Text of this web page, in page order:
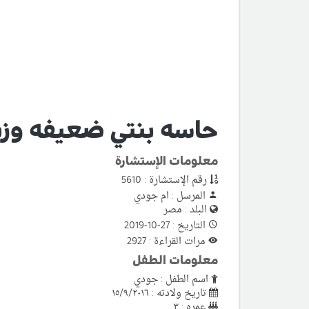
حاسه بنتي ضعيفه
معلومات الإستشارة
رقم الإستشارة : 5610
المرسل : ام جودي
البلد : مصر
التاريخ : 27-10-2019
مرات القراءة : 2927
معلومات الطفل
اسم الطفل : جودي
تاريخ ولادته : ١٥/٩/٢٠١٦